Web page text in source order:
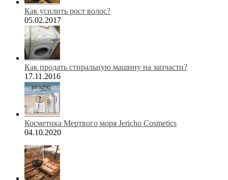
Как усилить рост волос?
05.02.2017
Как продать стиральную машину на запчасти?
17.11.2016
Косметика Мертвого моря Jericho Cosmetics
04.10.2020